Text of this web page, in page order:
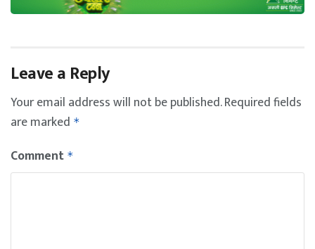
Leave a Reply
Your email address will not be published.Required fields
are marked *
Comment *